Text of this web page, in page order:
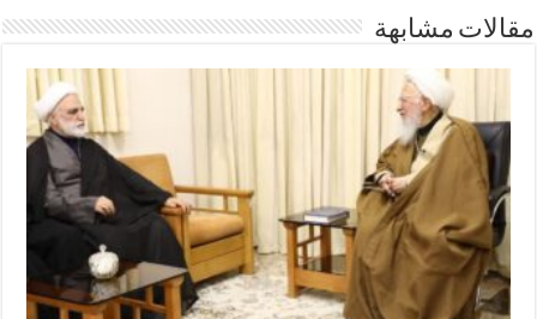
مقالات مشابهة